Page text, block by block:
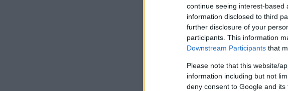
continue seeing interest-
information disclosed to third
further disclosure of your
participants. This information
Downstream Participants that
Please note that this website/
information including but not
deny consent to Google and